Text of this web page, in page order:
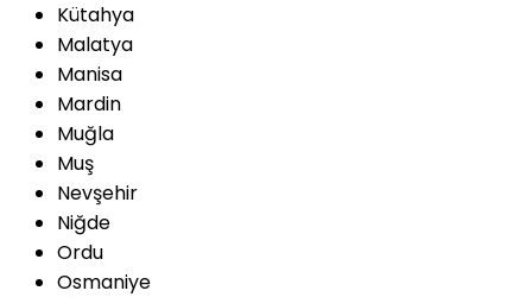
Kütahya
Malatya
Manisa
Mardin
Muğla
Muş
Nevşehir
Niğde
Ordu
Osmaniye